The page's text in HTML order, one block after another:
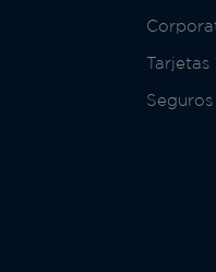
Tarjetas